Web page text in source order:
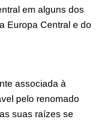
em alguns dos
Europa Central e do
associada à
pelo renomado
suas raízes se